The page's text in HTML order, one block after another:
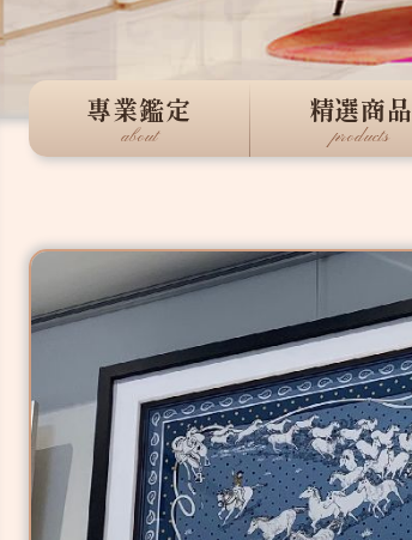
專業鑑定
about
精選商品
products